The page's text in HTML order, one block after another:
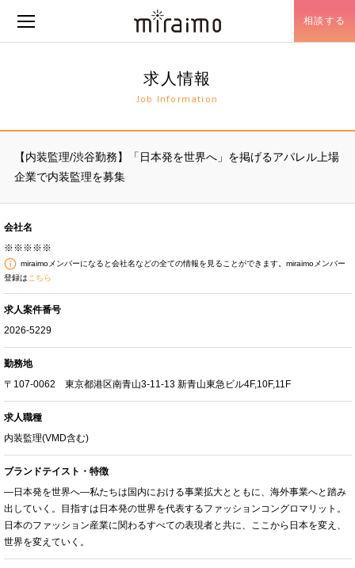
相談する
求人情報
Job Information
【内装監理/渋谷勤務】「日本発を世界へ」を掲げるアパレル上場
企業で内装監理を募集
会社名
※※※※※
miraimoメンバーになると会社名などの全ての情報を見ることができます。miraimoメンバー
登録は こちら
求人案件番号
2026-5229
勤務地
〒107-0062 東京都港区南青山3-11-13 新青山東急ビル4F,10F,11F
求人職種
内装監理(VMD含む)
ブランドテイスト・特徴
―日本発を世界へ―私たちは国内における事業拡大とともに、海外事業へと踏み
出していく。目指すは日本発の世界を代表するファッションコングロマリット。
日本のファッション産業に関わるすべての表現者と共に、ここから日本を変え、
世界を変えていく。